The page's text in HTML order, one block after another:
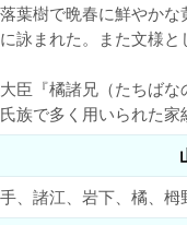
葉樹で晩春に鮮やか
詠まれた。また文様
臣『橘諸兄（たちば
族で多く用いられた家
、諸江、岩下、橘、